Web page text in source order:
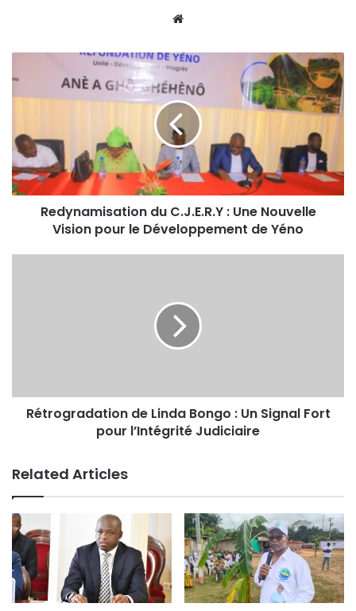
Redynamisation du C.J.E.R.Y : Une Nouvelle
Vision pour le Développement de Yéno
Rétrogradation de Linda Bongo : Un Signal Fort
pour l’Intégrité Judiciaire
Related Articles